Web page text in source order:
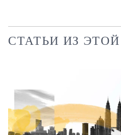
СТАТЬИ ИЗ